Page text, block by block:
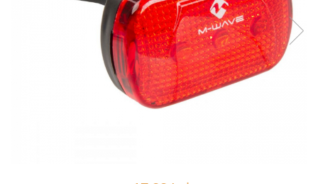
Manete schimbator
Mansoane & Ghidoline